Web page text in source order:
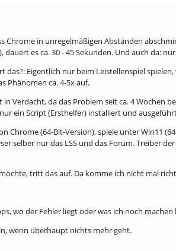
Chrome in unregelmäßigen Abständen
es ca. 30 - 45 Sekunden. Und auch da:
das?: Eigentlich nur beim Leistellenspiel
Phänomen ca. 4-5x auf.
Verdacht, da das Problem seit ca. 4 Wochen
ein Script (Ersthelfer) installiert und
Chrome (64-Bit-Version), spiele unter Win11
selber nur das LSS und das Forum. Treiber
tritt das auf. Da komme ich nicht mal
wo der Fehler liegt oder was ich noch machen
wenn überhaupt nichts mehr geht.